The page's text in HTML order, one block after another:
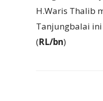
H.Waris Thalib
Tanjungbalai
(RL/bn)